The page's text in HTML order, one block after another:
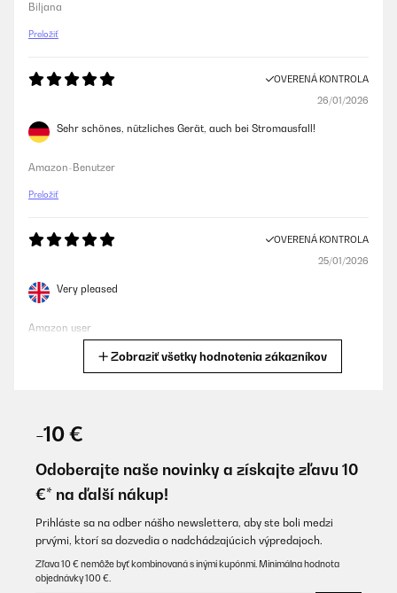
Biljana
Preložiť
OVERENÁ KONTROLA
26/01/2026
Sehr schönes, nützliches Gerät, auch bei Stromausfall!
Amazon-Benutzer
Preložiť
OVERENÁ KONTROLA
25/01/2026
Very pleased
Amazon user
anni questo a vista è molto bello vediamo se regge il confronto
anche se per ora funziona bene
Zobraziť všetky hodnotenia zákazníkov
-10 €
Odoberajte naše novinky a získajte zľavu 10
€* na ďalší nákup!
Prihláste sa na odber nášho newslettera, aby ste boli medzi
prvými, ktorí sa dozvedia o nadchádzajúcich výpredajoch.
Zľava 10 € nemôže byť kombinovaná s inými kupónmi. Minimálna hodnota
objednávky 100 €.